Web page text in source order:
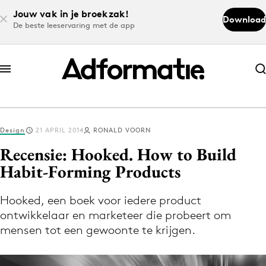
Jouw vak in je broekzak!
De beste leeservaring met de app
Download
Abonneer nu
Abonneer nu
Log in
Download de app
Volg het laatste nieuws via de Adformatie
Nieuws app
Design 21 APRIL 2014 RONALD VOORN
Recensie: Hooked. How to Build
Habit-Forming Products
Hooked, een boek voor iedere product
ontwikkelaar en marketeer die probeert om
mensen tot een gewoonte te krijgen.